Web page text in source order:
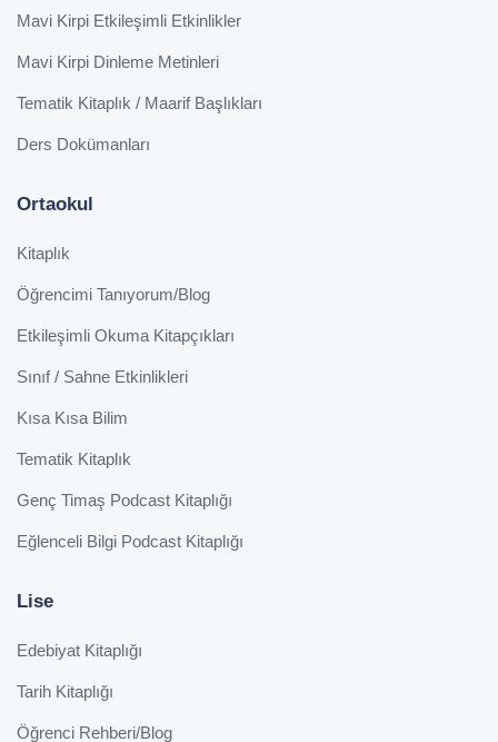
Mavi Kirpi Etkileşimli Etkinlikler
Mavi Kirpi Dinleme Metinleri
Tematik Kitaplık / Maarif Başlıkları
Ders Dokümanları
Ortaokul
Kitaplık
Öğrencimi Tanıyorum/Blog
Etkileşimli Okuma Kitapçıkları
Sınıf / Sahne Etkinlikleri
Kısa Kısa Bilim
Tematik Kitaplık
Genç Timaş Podcast Kitaplığı
Eğlenceli Bilgi Podcast Kitaplığı
Lise
Edebiyat Kitaplığı
Tarih Kitaplığı
Öğrenci Rehberi/Blog